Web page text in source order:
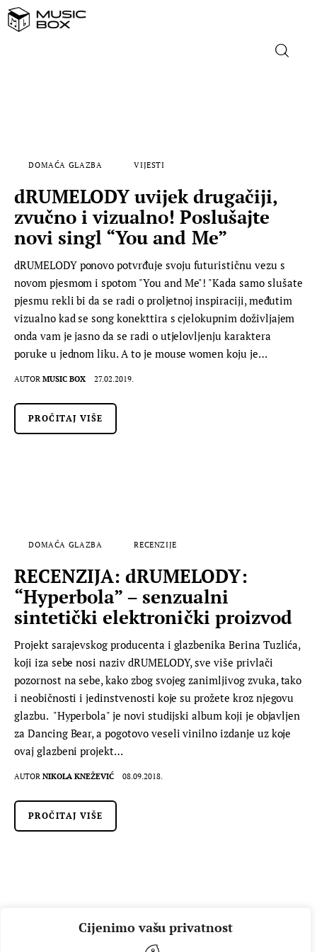
Cijenimo vašu privatnost
FILM
MUSIC BOX
DOMAĆA GLAZBA VIJESTI
dRUMELODY uvijek drugačiji,
zvučno i vizualno! Poslušajte
novi singl “You and Me”
dRUMELODY ponovo potvrđuje svoju futurističnu vezu s
novom pjesmom i spotom "You and Me"! "Kada samo slušate
pjesmu rekli bi da se radi o proljetnoj inspiraciji, međutim
vizualno kad se song konekttira s cjelokupnim doživljajem
onda vam je jasno da se radi o utjelovljenju karaktera
poruke u jednom liku. A to je mouse women koju je…
AUTOR MUSIC BOX 27.02.2019.
PROČITAJ VIŠE
DOMAĆA GLAZBA RECENZIJE
RECENZIJA: dRUMELODY:
“Hyperbola” – senzualni
sintetički elektronički proizvod
Projekt sarajevskog producenta i glazbenika Berina Tuzlića,
koji iza sebe nosi naziv dRUMELODY, sve više privlači
pozornost na sebe, kako zbog svojeg zanimljivog zvuka, tako
i neobičnosti i jedinstvenosti koje su prožete kroz njegovu
glazbu. "Hyperbola" je novi studijski album koji je objavljen
za Dancing Bear, a pogotovo veseli vinilno izdanje uz koje
ovaj glazbeni projekt…
AUTOR NIKOLA KNEŽEVIĆ 08.09.2018.
PROČITAJ VIŠE